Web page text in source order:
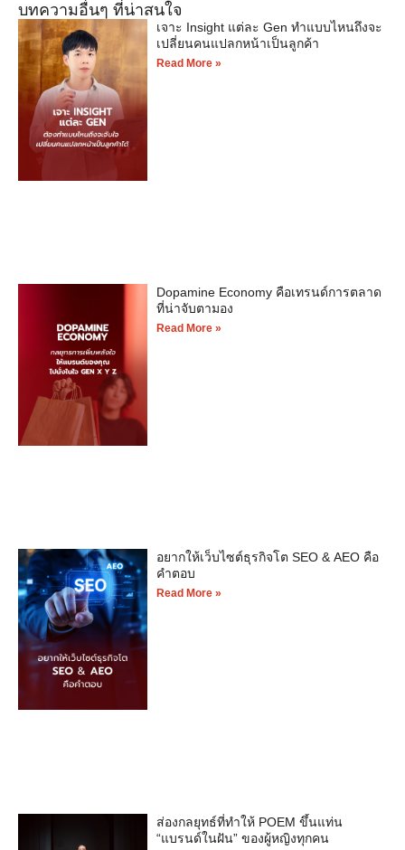
บทความอื่นๆ ที่น่าสนใจ
เจาะ Insight แต่ละ Gen ทำแบบไหนถึงจะ
เปลี่ยนคนแปลกหน้าเป็นลูกค้า
Read More »
Dopamine Economy คือเทรนด์การตลาด
ที่น่าจับตามอง
Read More »
อยากให้เว็บไซต์ธุรกิจโต SEO & AEO คือ
คำตอบ
Read More »
ส่องกลยุทธ์ที่ทำให้ POEM ขึ้นแท่น
“แบรนด์ในฝัน” ของผู้หญิงทุกคน